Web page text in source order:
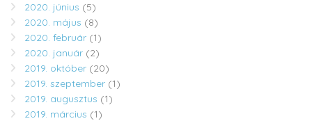
2020. június (5)
2020. május (8)
2020. február (1)
2020. január (2)
2019. október (20)
2019. szeptember (1)
2019. augusztus (1)
2019. március (1)